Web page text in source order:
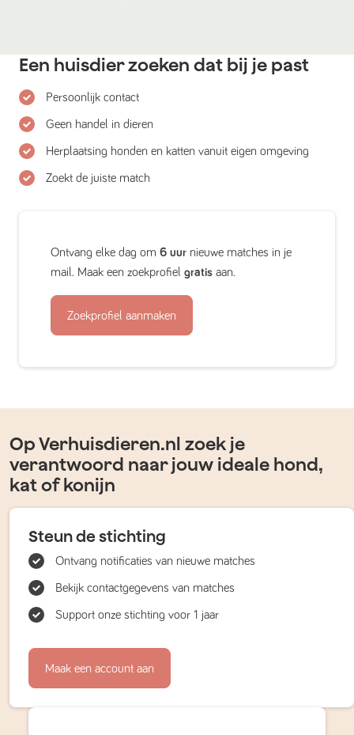
Een huisdier zoeken dat bij je past
Persoonlijk contact
Geen handel in dieren
Herplaatsing honden en katten vanuit eigen omgeving
Zoekt de juiste match
Ontvang elke dag om 6 uur nieuwe matches in je
mail. Maak een zoekprofiel gratis aan.
Zoekprofiel aanmaken
Op Verhuisdieren.nl zoek je
verantwoord naar jouw ideale hond,
kat of konijn
Steun de stichting
Ontvang notificaties van nieuwe matches
Bekijk contactgegevens van matches
Support onze stichting voor 1 jaar
Maak een account aan